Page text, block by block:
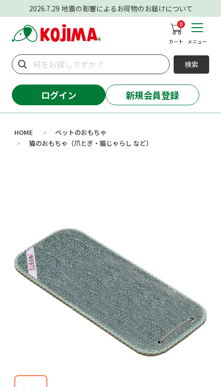
2026.7.29 地震の影響によるお荷物のお届けについて
0
カート メニュー
検索
ログイン 新規会員登録
HOME > ペットのおもちゃ
> 猫のおもちゃ（爪とぎ・猫じゃらし など）